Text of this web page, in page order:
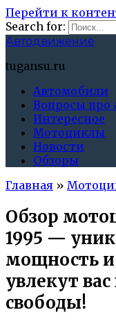
Перейти к
Search for:
Автодвижение
tugansu.ru
Автомобили
Вопросы про
Интересное
Мотоциклы
Новости
Обзоры
Главная »
Обзор
1995 —
мощность и
увлекут
свободы!